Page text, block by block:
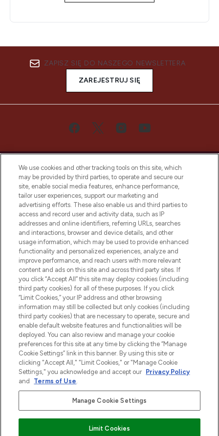
ZAPISZ SIĘ DO NASZEGO NEWSLETTERA
ZAREJESTRUJ SIĘ
Bądź pierwszą osobą, która dowie się o
najnowszych produktach, od niszowych i
uznanych marek, sezonowych trendach i
otrzyma ekskluzywne artykuły redakcyjne
z Sunday Supplement.
Zgoda na pliki cookie
Do Not Sell or Share My Personal
Information
POMOC & INFORMACJE
WAŻNE INFORMACJE
O LOOKFANTASTIC
Płać bezpiecznie za pomocą
We use cookies and other tracking tools on this site, which
may be provided by third parties, to operate and secure our
site, enable social media features, enhance performance,
tailor user experiences, support our marketing and
advertising efforts. These also enable us and third parties to
access and record user and activity data, such as IP
addresses and online identifiers, referring URLs, searches
and interactions, browser and device details, and other
usage information, which may be used to provide enhanced
functionality and personalized experiences, analyze and
improve performance, and reach users with more relevant
content and ads on this site and across third party sites. If
you click “Accept All” this site may deploy cookies (including
third party cookies) for all of these purposes. If you click
“Limit Cookies,” your IP address and other browsing
information may still be collected but only cookies (including
third party cookies) that are necessary to operate, secure and
enable default website features and functionalities will be
deployed. You can also review and manage your cookie
preferences for this site at any time by clicking the “Manage
Cookie Settings” link in this banner. By using this site or
clicking "Accept All," "Limit Cookies," or "Manage Cookie
Settings," you acknowledge and accept our Privacy Policy
and
Terms of Use.
Manage Cookie Settings
Limit Cookies